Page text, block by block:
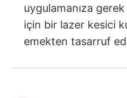
uygulamanıza
için bir lazer kesici
emekten tasarruf